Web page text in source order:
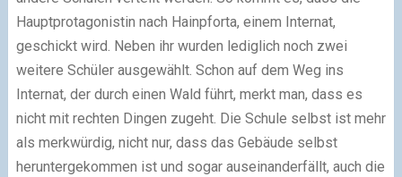
Hauptprotagonistin nach Hainpforta, einem Internat,
geschickt wird. Neben ihr wurden lediglich noch zwei
weitere Schüler ausgewählt. Schon auf dem Weg ins
Internat, der durch einen Wald führt, merkt man, dass es
nicht mit rechten Dingen zugeht. Die Schule selbst ist mehr
als merkwürdig, nicht nur, dass das Gebäude selbst
heruntergekommen ist und sogar auseinanderfällt, auch die